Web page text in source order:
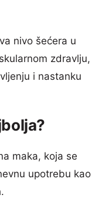
nivo šećera u
zdravlju,
i nastanku
maka, koja se
upotrebu kao